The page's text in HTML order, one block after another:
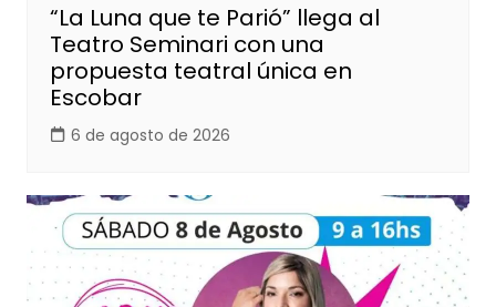
“La Luna que te Parió” llega al
Teatro Seminari con una
propuesta teatral única en
Escobar
6 de agosto de 2026